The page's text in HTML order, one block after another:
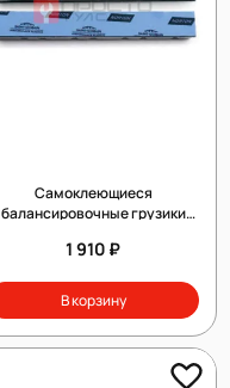
Самоклеющиеся
балансировочные грузики
1 910 ₽
В корзину